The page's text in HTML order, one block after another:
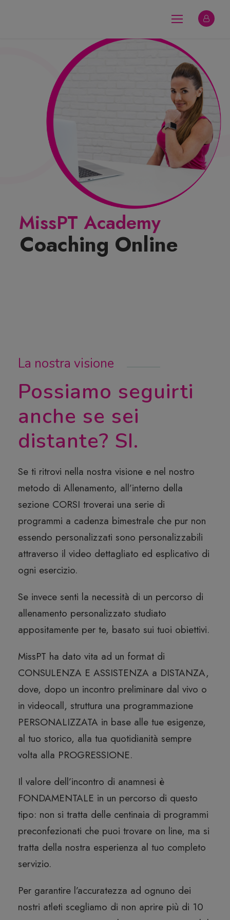
Coaching Online
MissPT Academy
La nostra visione
Possiamo seguirti
anche se sei
distante? SI.
Se ti ritrovi nella nostra visione e nel nostro
metodo di Allenamento, all’interno della
sezione CORSI troverai una serie di
programmi a cadenza bimestrale che pur non
essendo personalizzati sono personalizzabili
attraverso il video dettagliato ed esplicativo di
ogni esercizio.
Se invece senti la necessità di un percorso di
allenamento personalizzato studiato
appositamente per te, basato sui tuoi obiettivi.
MissPT ha dato vita ad un format di
CONSULENZA E ASSISTENZA a DISTANZA,
dove, dopo un incontro preliminare dal vivo o
in videocall, struttura una programmazione
PERSONALIZZATA in base alle tue esigenze,
al tuo storico, alla tua quotidianità sempre
volta alla PROGRESSIONE.
Il valore dell’incontro di anamnesi è
FONDAMENTALE in un percorso di questo
tipo: non si tratta delle centinaia di programmi
preconfezionati che puoi trovare on line, ma si
tratta della nostra esperienza al tuo completo
servizio.
Per garantire l’accuratezza ad ognuno dei
nostri atleti scegliamo di non aprire più di 10